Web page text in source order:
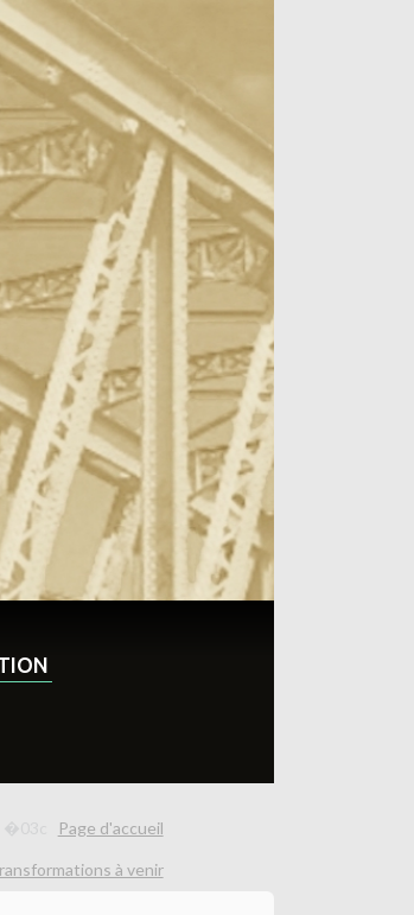
Page d'accueil
à venir